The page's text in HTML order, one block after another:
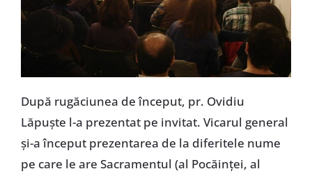
După rugăciunea de început, pr. Ovidiu
Lăpuşte l-a prezentat pe invitat. Vicarul general
şi-a început prezentarea de la diferitele nume
pe care le are Sacramentul (al Pocăinţei, al